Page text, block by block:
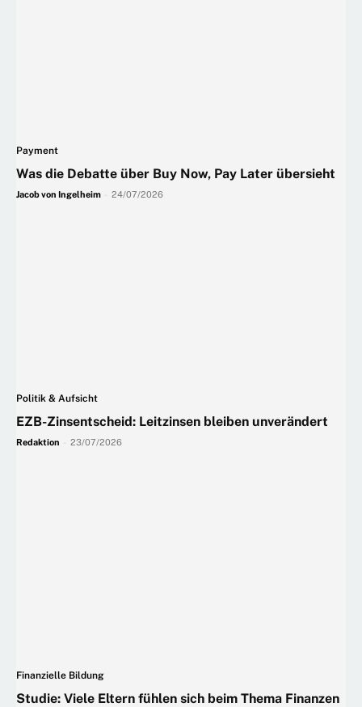
Payment
Was die Debatte über Buy Now, Pay Later übersieht
Jacob von Ingelheim 24/07/2026
Politik & Aufsicht
EZB-Zinsentscheid: Leitzinsen bleiben unverändert
Redaktion 23/07/2026
Finanzielle Bildung
Studie: Viele Eltern fühlen sich beim Thema Finanzen